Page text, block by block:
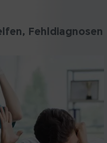
Fehldiagnosen